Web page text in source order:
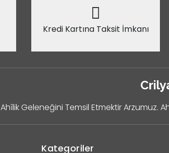
Kredi Kartına Taksit İmkanı
Ahîlik Geleneğini Temsil Etmektir Arzumuz.
Kategoriler